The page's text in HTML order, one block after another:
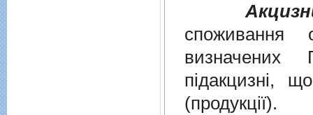
споживання
визначених
пiдакцизнi,
(продукцiї).